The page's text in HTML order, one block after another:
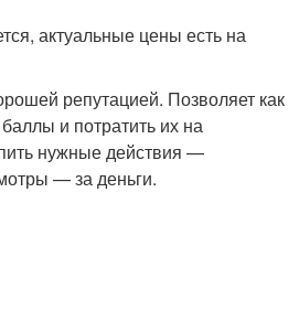
актуальные цены есть на
репутацией. Позволяет как
и потратить их на
нужные действия —
— за деньги.